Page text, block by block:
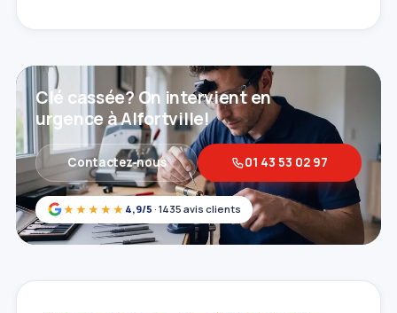
★★★★★ 4,9/5 · 1435 avis clients
Clé cassée? On intervient en
urgence à Alfortville!
Contactez‑nous 01 43 53 02 97